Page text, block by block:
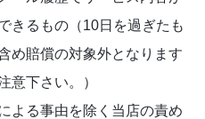
きるもの（10日を過ぎたも
め賠償の対象外となります
意下さい。）
よる事由を除く当店の責め